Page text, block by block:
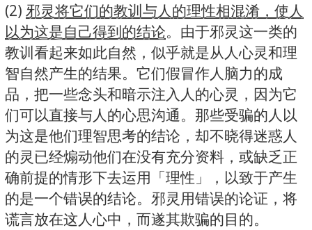
(2) 邪灵将它们的教训与人的理性相混淆，使人
以为这是自己得到的结论。由于邪灵这一类的
教训看起来如此自然，似乎就是从人心灵和理
智自然产生的结果。它们假冒作人脑力的成
品，把一些念头和暗示注入人的心灵，因为它
们可以直接与人的心思沟通。那些受骗的人以
为这是他们理智思考的结论，却不晓得迷惑人
的灵已经煽动他们在没有充分资料，或缺乏正
确前提的情形下去运用「理性」，以致于产生
的是一个错误的结论。邪灵用错误的论证，将
谎言放在这人心中，而遂其欺骗的目的。